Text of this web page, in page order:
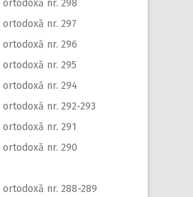
ortodoxă nr. 298
ortodoxă nr. 297
ortodoxă nr. 296
ortodoxă nr. 295
ortodoxă nr. 294
nr. 292-293
nr. 291
ortodoxă nr. 290
ortodoxă nr. 288-289